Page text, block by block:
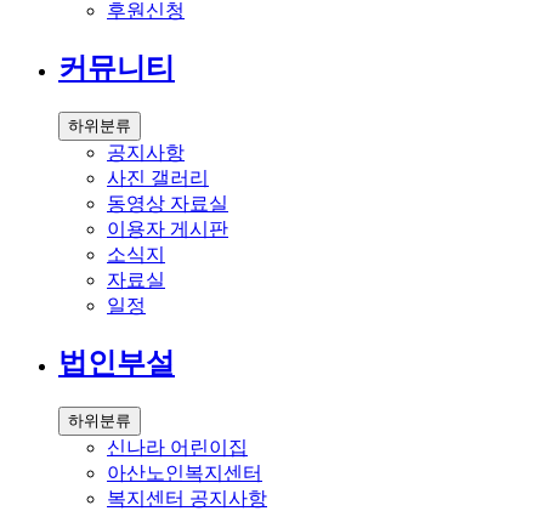
후원신청
커뮤니티
하위분류
공지사항
사진 갤러리
동영상 자료실
이용자 게시판
소식지
자료실
일정
법인부설
하위분류
신나라 어린이집
아산노인복지센터
복지센터 공지사항